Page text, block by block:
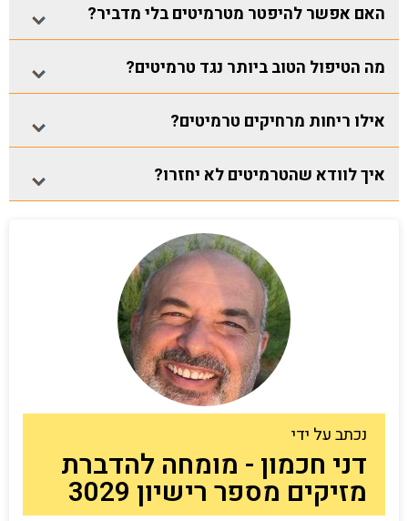
האם אפשר להיפטר מטרמיטים בלי מדביר?
מה הטיפול הטוב ביותר נגד טרמיטים?
אילו ריחות מרחיקים טרמיטים?
איך לוודא שהטרמיטים לא יחזרו?
נכתב על ידי
דני חכמון - מומחה להדברת
מזיקים מספר רישיון 3029